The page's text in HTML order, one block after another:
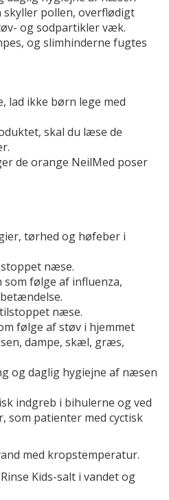
skyller pollen, overflødigt
og sodpartikler væk.
og slimhinderne fugtes
lad ikke børn lege med
skal du læse de
de orange NeilMed poser
tørhed og høfeber i
næse.
følge af influenza,
næse.
følge af støv i hjemmet
dampe, skæl, græs,
og daglig hygiejne af næsen
indgreb i bihulerne og ved
som patienter med cyctisk
med kropstemperatur.
Kids-salt i vandet og